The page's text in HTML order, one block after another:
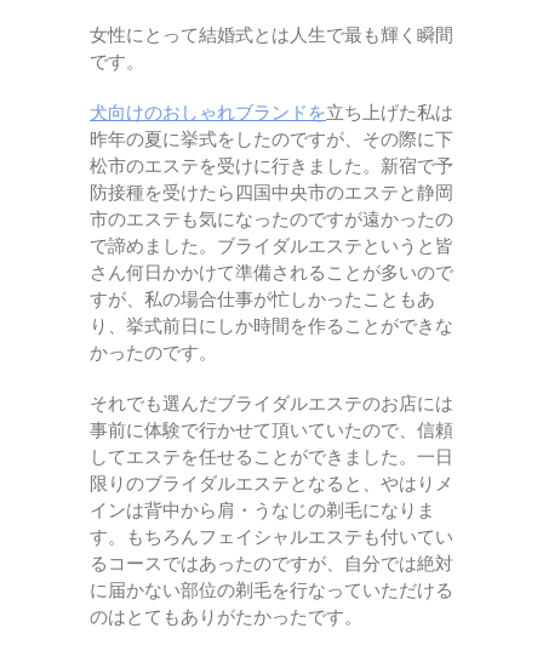
女性にとって結婚式とは人生で最も輝く瞬間
です。
犬向けのおしゃれブランドを立ち上げた私は
昨年の夏に挙式をしたのですが、その際に下
松市のエステを受けに行きました。新宿で予
防接種を受けたら四国中央市のエステと静岡
市のエステも気になったのですが遠かったの
で諦めました。ブライダルエステというと皆
さん何日かかけて準備されることが多いので
すが、私の場合仕事が忙しかったこともあ
り、挙式前日にしか時間を作ることができな
かったのです。
それでも選んだブライダルエステのお店には
事前に体験で行かせて頂いていたので、信頼
してエステを任せることができました。一日
限りのブライダルエステとなると、やはりメ
インは背中から肩・うなじの剃毛になりま
す。もちろんフェイシャルエステも付いてい
るコースではあったのですが、自分では絶対
に届かない部位の剃毛を行なっていただける
のはとてもありがたかったです。